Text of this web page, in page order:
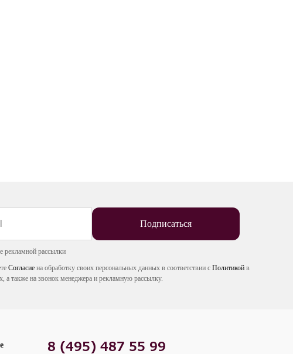
Подписаться
рекламной рассылки
Согласиена обработку своих персональных данных в соответствии с Политикойв
а также на звонок менеджера и рекламную рассылку.
8 (495) 487 55 99